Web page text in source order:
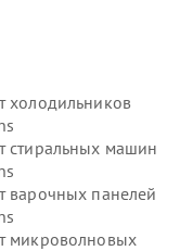
холодильников
стиральных машин
варочных панелей
микроволновых